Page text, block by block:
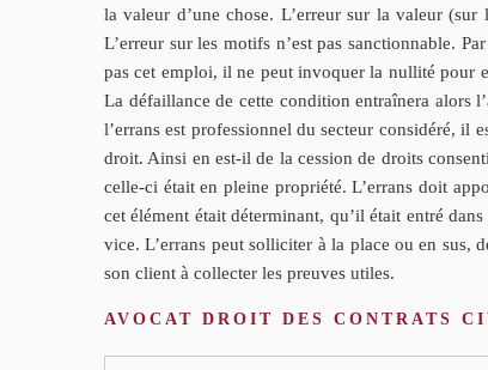
la valeur d’une chose. L’erreur sur la valeur (sur
L’erreur sur les motifs n’est pas sanctionnable.
pas cet emploi, il ne peut invoquer la nullité pour
La défaillance de cette condition entraînera alors
l’errans est professionnel du secteur considéré, il
droit. Ainsi en est-il de la cession de droits
celle-ci était en pleine propriété. L’errans doit
cet élément était déterminant, qu’il était entré
vice. L’errans peut solliciter à la place ou en sus,
son client à collecter les preuves utiles.
AVOCAT DROIT DES CONTRATS